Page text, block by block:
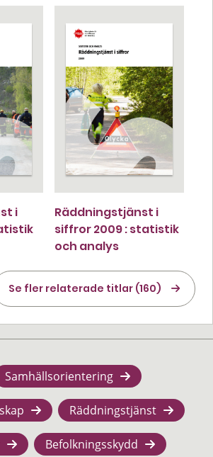
i
Räddningstjänst i
siffror 2009 : statistik
och analys
Se fler relaterade titlar (160)
Samhällsorientering
Räddningstjänst
Befolkningsskydd